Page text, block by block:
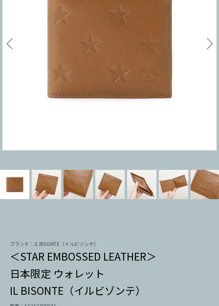
ブランド：IL BISONTE（イルビゾンテ）
＜STAR EMBOSSED LEATHER＞
日本限定 ウォレット
IL BISONTE（イルビゾンテ）